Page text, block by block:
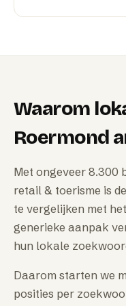
Waarom
Roermond
Met ongeveer 8.300
retail & toerisme is
te vergelijken met
generieke aanpak
hun lokale
Daarom starten we
posities per